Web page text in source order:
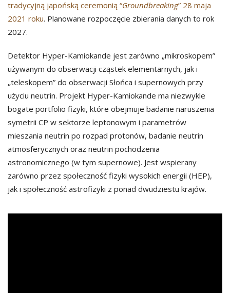
tradycyjną japońską ceremonią “Groundbreaking” 28 maja
2021 roku. Planowane rozpoczęcie zbierania danych to rok
2027.
Detektor Hyper-Kamiokande jest zarówno „mikroskopem”
używanym do obserwacji cząstek elementarnych, jak i
„teleskopem” do obserwacji Słońca i supernowych przy
użyciu neutrin. Projekt Hyper-Kamiokande ma niezwykle
bogate portfolio fizyki, które obejmuje badanie naruszenia
symetrii CP w sektorze leptonowym i parametrów
mieszania neutrin po rozpad protonów, badanie neutrin
atmosferycznych oraz neutrin pochodzenia
astronomicznego (w tym supernowe). Jest wspierany
zarówno przez społeczność fizyki wysokich energii (HEP),
jak i społeczność astrofizyki z ponad dwudziestu krajów.